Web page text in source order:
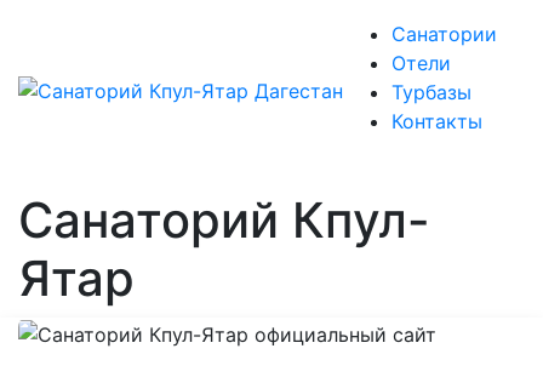
Санатории
Отели
Турбазы
Контакты
Санаторий Кпул-
Ятар